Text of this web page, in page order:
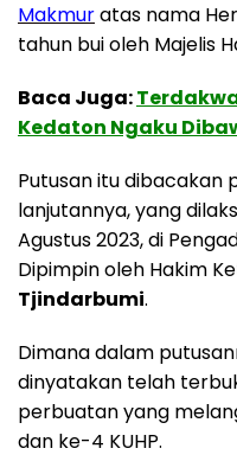
Makmuratas nama
tahun bui oleh Majelis
Baca Juga:
Kedaton Ngaku
Putusan itu dibacakan
lanjutannya, yang
Agustus 2023, di
Dipimpin oleh Hakim
Tjindarbumi.
Dimana dalam
dinyatakan telah
perbuatan yang
dan ke-4 KUHP.